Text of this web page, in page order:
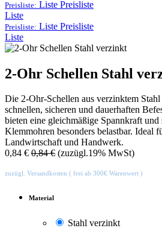
Preisliste: Liste Preisliste
Liste
Preisliste: Liste Preisliste
Liste
2-Ohr Schellen Stahl
Die 2-Ohr-Schellen aus verzinktem
schnellen, sicheren und dauerhaften
bieten eine gleichmäßige Spannkraft
Klemmohren besonders belastbar. Ideal
Landwirtschaft und Handwerk.
0,84 € 0,84€ (zuzügl.19% MwSt)
zuzügl. Versandkosten ( frei ab 300€ Warenwert )
Material
Stahl verzinkt